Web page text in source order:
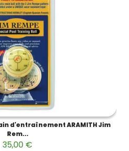
d'entraînement ARAMITH Jim
Rem...
35,00 €